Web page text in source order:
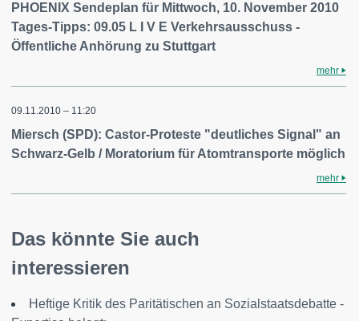
PHOENIX Sendeplan für Mittwoch, 10. November 2010
Tages-Tipps: 09.05 L I V E Verkehrsausschuss -
Öffentliche Anhörung zu Stuttgart
mehr
09.11.2010 – 11:20
Miersch (SPD): Castor-Proteste "deutliches Signal" an
Schwarz-Gelb / Moratorium für Atomtransporte möglich
mehr
Das könnte Sie auch
interessieren
Heftige Kritik des Paritätischen an Sozialstaatsdebatte -